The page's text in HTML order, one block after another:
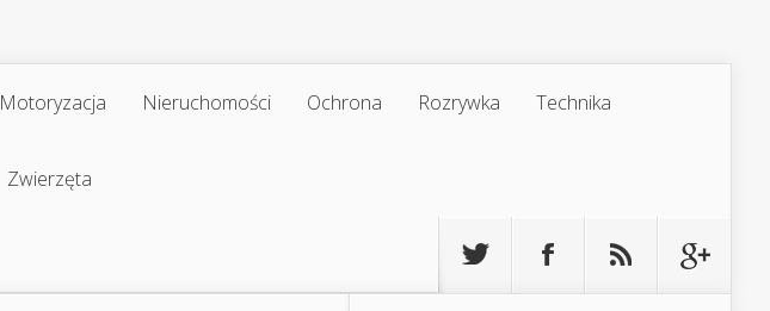
Motoryzacja Nieruchomości Ochrona Rozrywka Technika
Zwierzęta